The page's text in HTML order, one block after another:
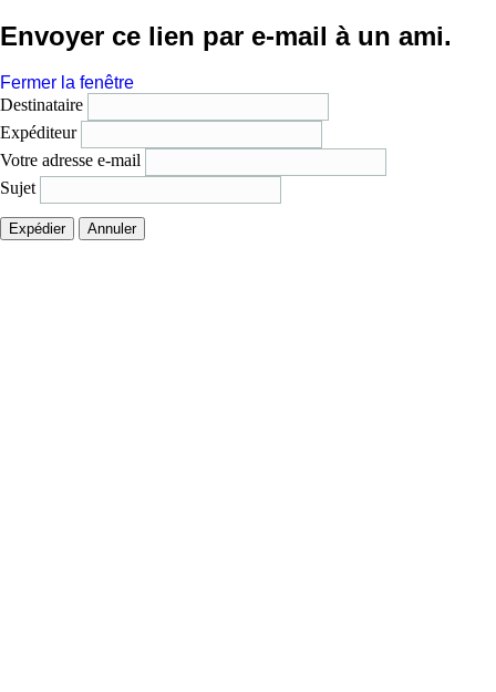
Envoyer ce lien par e-mail à un ami.
Fermer la fenêtre
Destinataire
Expéditeur
Votre adresse e-mail
Sujet
Expédier Annuler